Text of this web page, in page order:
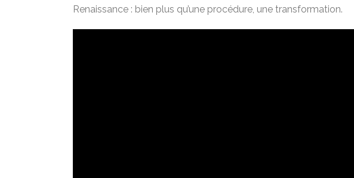
Renaissance : bien plus qu’une procédure, une transformation.